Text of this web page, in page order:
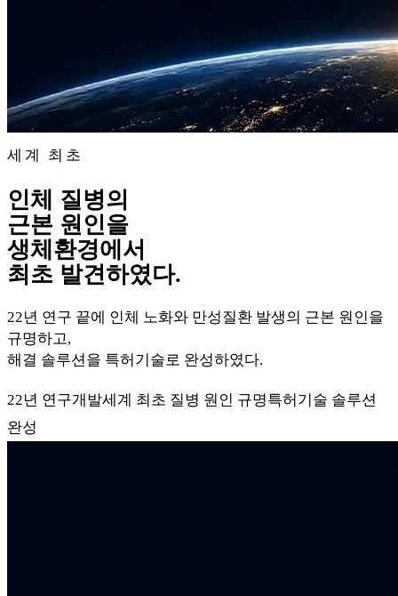
세계 최초
인체 질병의
근본 원인을
생체환경에서
최초 발견하였다.
22년 연구 끝에 인체 노화와 만성질환 발생의 근본 원인을
규명하고,
해결 솔루션을 특허기술로 완성하였다.
22년 연구개발세계 최초 질병 원인 규명특허기술 솔루션
완성